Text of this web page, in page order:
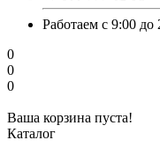
Работаем с 9:00
0
0
0
Ваша корзина пуста!
Каталог